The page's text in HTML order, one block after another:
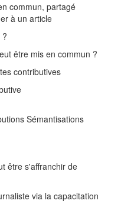
commun, partagé
à un article
être mis en commun ?
contributives
Sémantisations
être s'affranchir de
via la capacitation